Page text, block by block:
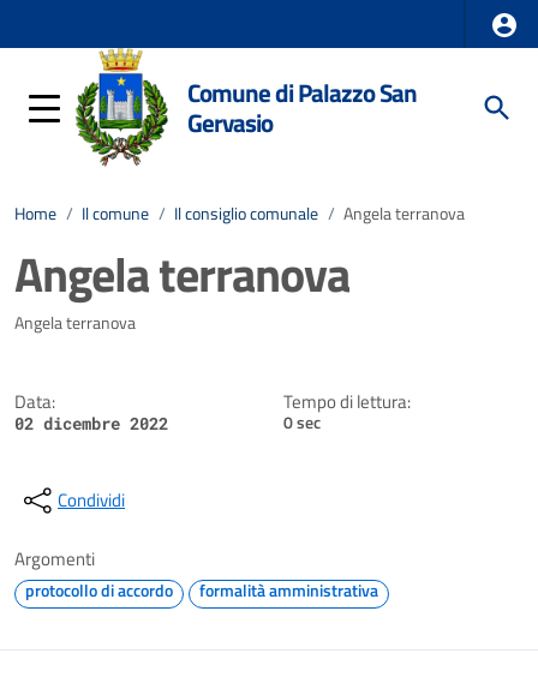
Comune di Palazzo San
Gervasio
Home / Il comune / Il consiglio comunale / Angela terranova
Angela terranova
Dettagli della notizia
Angela terranova
Data:
02 dicembre 2022
Tempo di lettura:
0 sec
Condividi
Argomenti
protocollo di accordo formalità amministrativa